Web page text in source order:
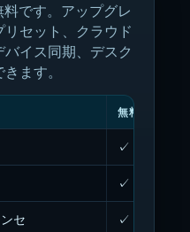
です。アップグレ
セット、クラウド
イス同期、デスク
ます。
無料アプリ
✓
✓
セ ✓